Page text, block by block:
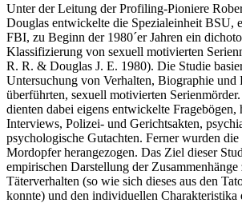
Unter der Leitung der Profiling-Pioniere
Douglas entwickelte die Spezialeinheit BSU,
FBI, zu Beginn der 1980´er Jahren ein
Klassifizierung von sexuell motivierten
R. R. & Douglas J. E. 1980). Die Studie
Untersuchung von Verhalten, Biographie und
überführten, sexuell motivierten
dienten dabei eigens entwickelte Fragebögen,
Interviews, Polizei- und Gerichtsakten,
psychologische Gutachten. Ferner wurden die
Mordopfer herangezogen. Das Ziel dieser
empirischen Darstellung der
Täterverhalten (so wie sich dieses aus den
konnte) und den individuellen Charakteristika